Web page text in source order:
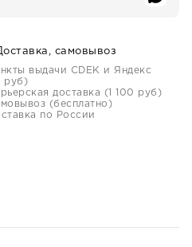
самовывоз
выдачи CDEK и Яндекс
руб)
доставка (1 100 руб)
(бесплатно)
по России